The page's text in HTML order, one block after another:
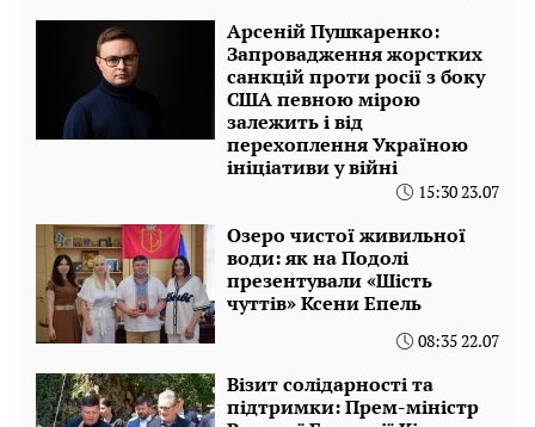
Арсеній Пушкаренко:
Запровадження жорстких
санкцій проти росії з боку
США певною мірою
залежить і від
перехоплення Україною
ініціативи у війні
15:30 23.07
Озеро чистої живильної
води: як на Подолі
презентували «Шість
чуттів» Ксени Епель
08:35 22.07
Візит солідарності та
підтримки: Прем-міністр